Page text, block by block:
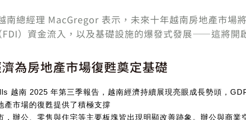
南總經理 MacGregor 表示，未來十年越南房地產市場
）資金流入，以及基礎設施的爆發式發展——這將開
為房地產市場復甦奠定基礎
越南 2025 年第三季報告，越南經濟持續展現亮眼成長勢頭，
產市場的復甦提供了積極支撐
，辦公、零售與住宅等主要板塊皆出現明顯改善跡象。辦公與商